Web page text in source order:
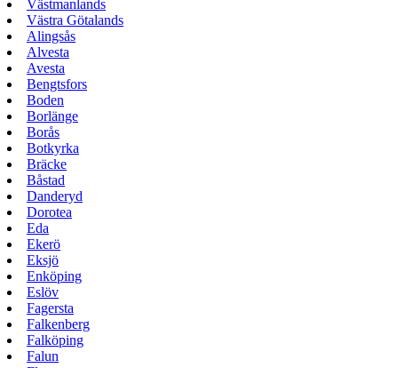
Västmanlands
Västra Götalands
Alingsås
Alvesta
Avesta
Bengtsfors
Boden
Borlänge
Borås
Botkyrka
Bräcke
Båstad
Danderyd
Dorotea
Eda
Ekerö
Eksjö
Enköping
Eslöv
Fagersta
Falkenberg
Falköping
Falun